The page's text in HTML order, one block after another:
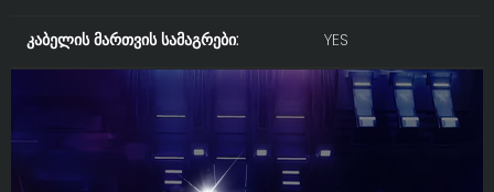
კაბელის მართვის სამაგრები: YES